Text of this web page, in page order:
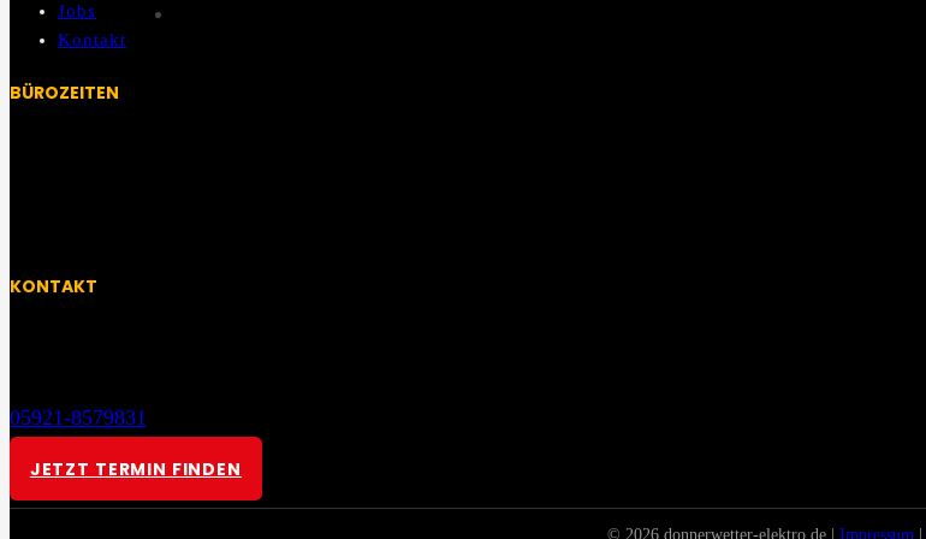
Jobs
Kontakt
BÜROZEITEN
KONTAKT
05921-8579831
kontakt@donnerwetter-elektro.de
JETZT TERMIN FINDEN
© 2026 donnerwetter-elektro.de | Impressum